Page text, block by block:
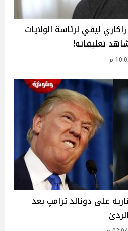
ليڤي لرئاسة الولايات
تعليقاته!
على دونالد ترامپ بعد